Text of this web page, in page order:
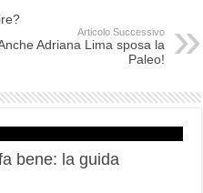
Articolo Successivo
Adriana Lima sposa la
Paleo!
bene: la guida